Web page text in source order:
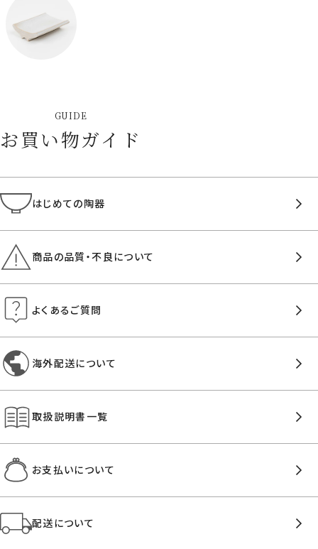
GUIDE
お買い物ガイド
はじめての陶器
商品の品質・不良について
よくあるご質問
海外配送について
取扱説明書一覧
お支払いについて
配送について